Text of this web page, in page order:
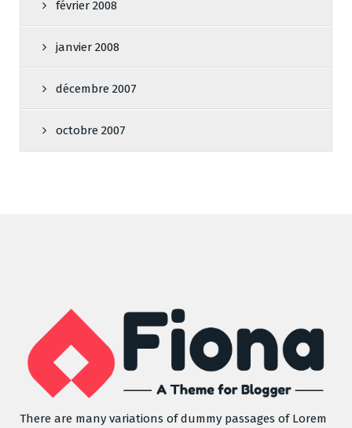
février 2008
janvier 2008
décembre 2007
octobre 2007
There are many variations of dummy passages of Lorem